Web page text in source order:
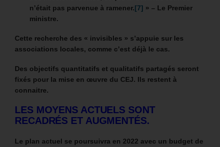
n’était pas parvenue à ramener.[7] » – Le Premier
ministre.
Cette recherche des « invisibles » s’appuie sur les
associations locales, comme c’est déjà le cas.
Des objectifs quantitatifs et qualitatifs partagés seront
fixés pour la mise en œuvre du CEJ. Ils restent à
connaitre.
LES MOYENS ACTUELS SONT
RECADRÉS ET AUGMENTÉS.
Le plan actuel se poursuivra en 2022 avec un budget de